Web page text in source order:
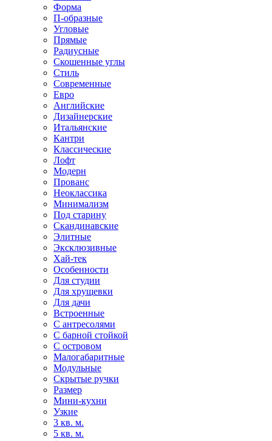
Форма
П-образные
Угловые
Прямые
Радиусные
Скошенные углы
Стиль
Современные
Евро
Английские
Дизайнерские
Итальянские
Кантри
Классические
Лофт
Модерн
Прованс
Неоклассика
Минимализм
Под старину
Скандинавские
Элитные
Эксклюзивные
Хай-тек
Особенности
Для студии
Для хрущевки
Для дачи
Встроенные
С антресолями
С барной стойкой
С островом
Малогабаритные
Модульные
Скрытые ручки
Размер
Мини-кухни
Узкие
3 кв. м.
5 кв. м.